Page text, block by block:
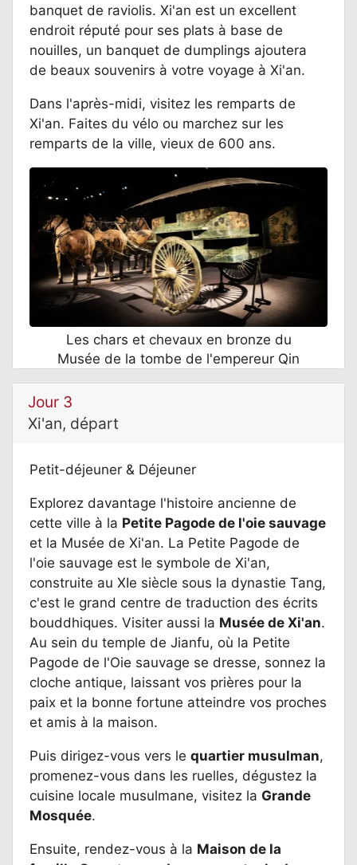
banquet de raviolis. Xi'an est un excellent
endroit réputé pour ses plats à base de
nouilles, un banquet de dumplings ajoutera
de beaux souvenirs à votre voyage à Xi'an.
Dans l'après-midi, visitez les remparts de
Xi'an. Faites du vélo ou marchez sur les
remparts de la ville, vieux de 600 ans.
Les chars et chevaux en bronze du
Musée de la tombe de l'empereur Qin
Jour 3
Xi'an, départ
Petit-déjeuner & Déjeuner
Explorez davantage l'histoire ancienne de
cette ville à la Petite Pagode de l'oie sauvage
et la Musée de Xi'an. La Petite Pagode de
l'oie sauvage est le symbole de Xi'an,
construite au XIe siècle sous la dynastie Tang,
c'est le grand centre de traduction des écrits
bouddhiques. Visiter aussi la Musée de Xi'an.
Au sein du temple de Jianfu, où la Petite
Pagode de l'Oie sauvage se dresse, sonnez la
cloche antique, laissant vos prières pour la
paix et la bonne fortune atteindre vos proches
et amis à la maison.
Puis dirigez-vous vers lequartier musulman,
promenez-vous dans les ruelles, dégustez la
cuisine locale musulmane, visitez la Grande
Mosquée.
Ensuite, rendez-vous à la Maison de la